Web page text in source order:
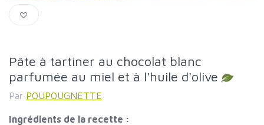
Pâte à tartiner au chocolat blanc
parfumée au miel et à l'huile d'olive
Par POUPOUGNETTE
Ingrédients de la recette :